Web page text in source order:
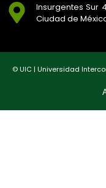
Insurgentes Sur
Ciudad de
© UIC | Universidad